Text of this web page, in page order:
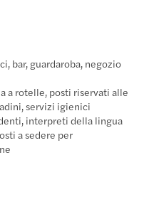
bar, guardaroba, negozio
a rotelle, posti riservati alle
servizi igienici
interpreti della lingua
a sedere per